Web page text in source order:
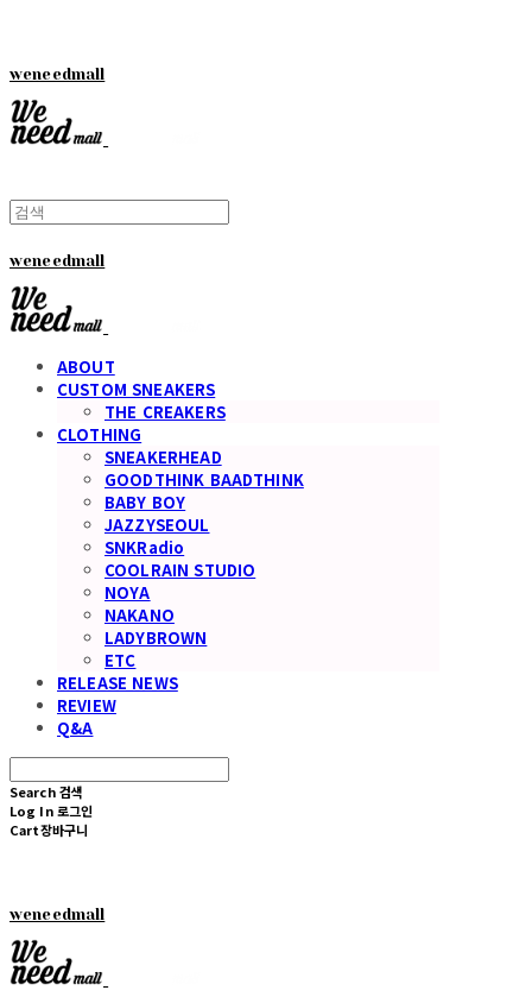
weneedmall
weneedmall
ABOUT
CUSTOM SNEAKERS
THE CREAKERS
CLOTHING
SNEAKERHEAD
GOODTHINK BAADTHINK
BABY BOY
JAZZYSEOUL
SNKRadio
COOLRAIN STUDIO
NOYA
NAKANO
LADYBROWN
ETC
RELEASE NEWS
REVIEW
Q&A
Search 검색
Log In 로그인
Cart장바구니
weneedmall